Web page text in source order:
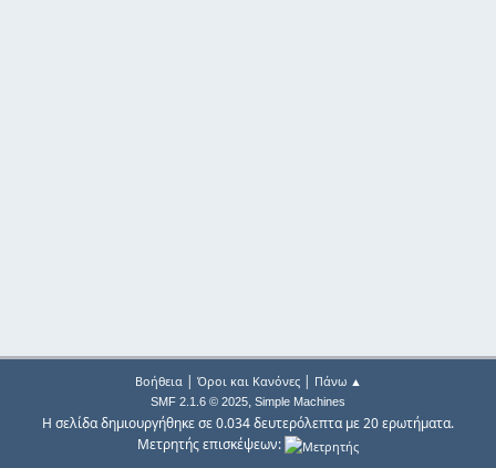
Βοήθεια| Όροι και Κανόνες| Πάνω ▲
SMF 2.1.6 © 2025, Simple Machines
Η σελίδα δημιουργήθηκε σε 0.034 δευτερόλεπτα με 20 ερωτήματα.
Μετρητής επισκέψεων: